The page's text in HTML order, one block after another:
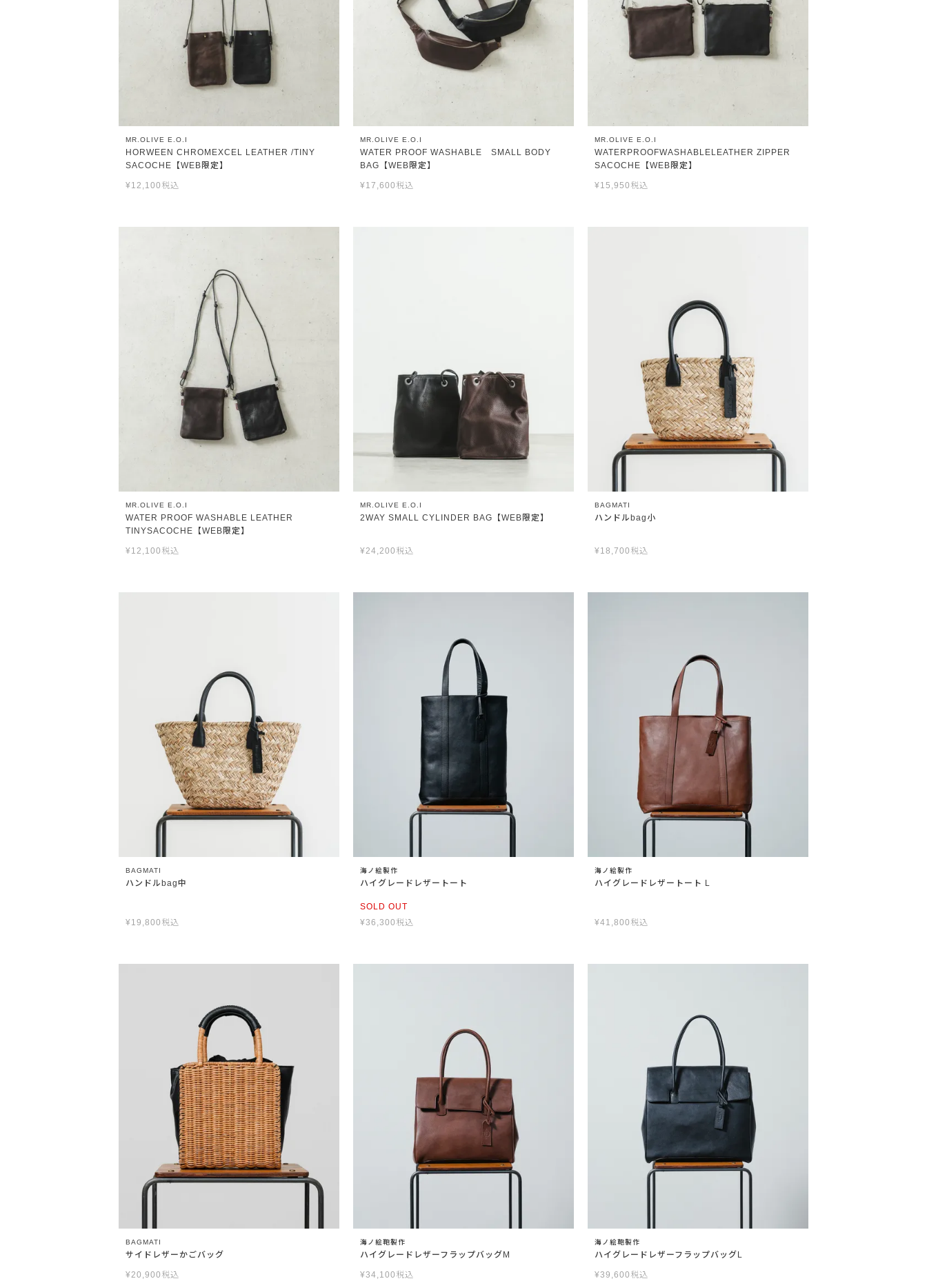
MR.OLIVE E.O.I
HORWEEN CHROMEXCEL LEATHER /TINY
SACOCHE【WEB限定】
¥12,100 税込
MR.OLIVE E.O.I
WATER PROOF WASHABLE SMALL BODY
BAG【WEB限定】
¥17,600 税込
MR.OLIVE E.O.I
WATERPROOFWASHABLELEATHER ZIPPER
SACOCHE【WEB限定】
¥15,950 税込
MR.OLIVE E.O.I
WATER PROOF WASHABLE LEATHER
TINYSACOCHE【WEB限定】
¥12,100 税込
MR.OLIVE E.O.I
2WAY SMALL CYLINDER BAG【WEB限定】
¥24,200 税込
BAGMATI
ハンドルbag小
¥18,700 税込
BAGMATI
ハンドルbag中
¥19,800 税込
海ノ絵製作
ハイグレードレザートート
SOLD OUT
¥36,300 税込
海ノ絵製作
ハイグレードレザートート L
¥41,800 税込
BAGMATI
サイドレザーかごバッグ
¥20,900 税込
海ノ絵鞄製作
ハイグレードレザーフラップバッグM
¥34,100 税込
海ノ絵鞄製作
ハイグレードレザーフラップバッグL
¥39,600 税込